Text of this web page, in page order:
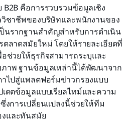
คือการรวบรวมข้อมูลเชิง
วิชาชีพของบริษัทและพนักงานของ
รากฐานสำคัญสำหรับการดำเนิน
ลาดสมัยใหม่ โดยให้รายละเอียดที่
ช่วยให้ธุรกิจสามารถระบุและ
าพ ฐานข้อมูลเหล่านี้ได้พัฒนาจาก
าไปสู่แพลตฟอร์มข่าวกรองแบบ
ดตข้อมูลแบบเรียลไทม์และความ
งการเปลี่ยนแปลงนี้ช่วยให้ทีม
และทันสมัย
มือฐานข้อมูลการติดต่อ B2B ที่ดี
มือฐานข้อมูลการติดต่อแบบ
ข้อมูลการติดต่อแบบ B2B